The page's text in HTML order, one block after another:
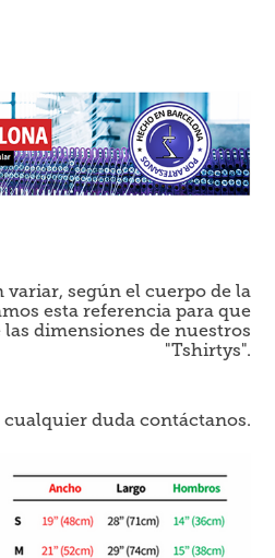
variar, según el cuerpo de la
esta referencia para que
las dimensiones de nuestros
"Tshirtys".
cualquier duda contáctanos.